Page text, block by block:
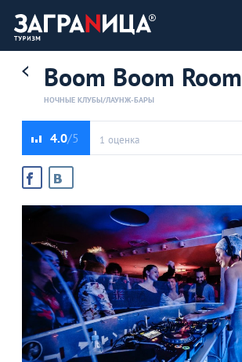
Boom Boom Room
НОЧНЫЕ КЛУБЫ/ЛАУНЖ-БАРЫ
4.0 1 оценка